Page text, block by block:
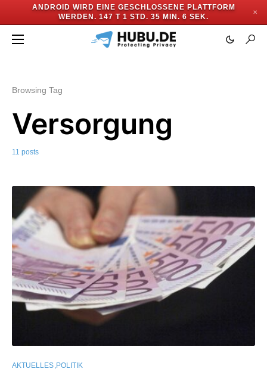
ANDROID WIRD EINE GESCHLOSSENE PLATTFORM
WERDEN. 147 T 1 STD. 35 MIN. 5 SEK.
✕
Browsing Tag
Versorgung
11 posts
AKTUELLES POLITIK